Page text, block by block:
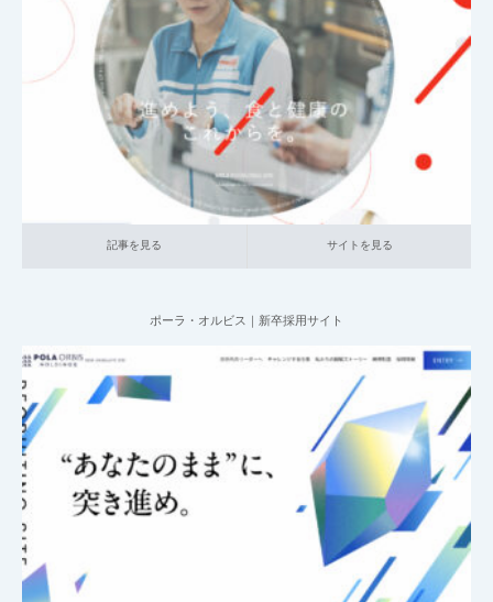
2025.06.20
001_新卒採用サイト 014_食品 大企業の採用サイト
記事を見る サイトを見る
記事を見る サイトを見る
ポーラ・オルビス｜新卒採用サイト
001_新卒採用サイト 006_LPサイト 016_生活日用品
中小企業の採用